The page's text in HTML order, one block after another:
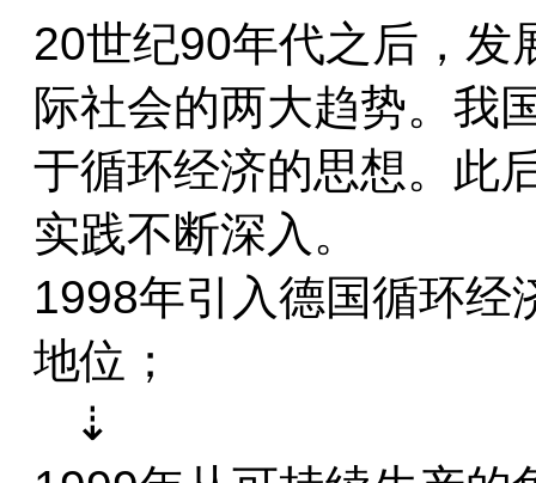
20世纪90年代之后，发
际社会的两大趋势。我
于循环经济的思想。此
实践不断深入。
1998年引入德国循环经
地位；
⇣